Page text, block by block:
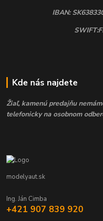
IBAN:
Kde nás najdete
Žiaľ, kamenú predajňu
telefonicky na osobnom
modelyaut.sk
Ing. Ján Cimba
+421 907 839 920